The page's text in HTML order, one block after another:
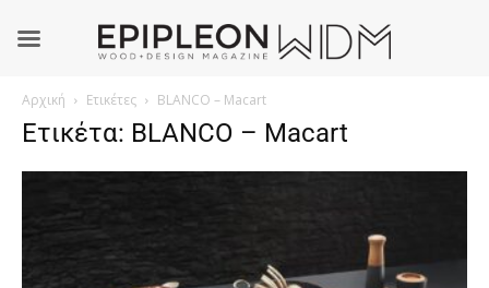
Αρχική Ετικέτες BLANCO – Macart
Ετικέτα: BLANCO – Macart